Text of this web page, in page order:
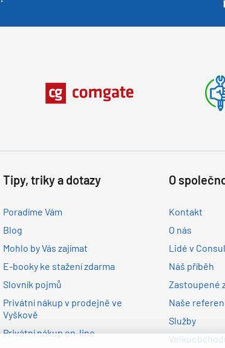
Tipy, triky a dotazy
Poradíme Vám
Blog
Mohlo by Vás zajímat
E-booky ke stažení zdarma
Slovník pojmů
Privátní nákup v prodejně ve
Vyškově
Privátní nákup on-line
O
Kontakt
O nás
Lidé v
Náš příběh
Zastoupené
Naše
Služby